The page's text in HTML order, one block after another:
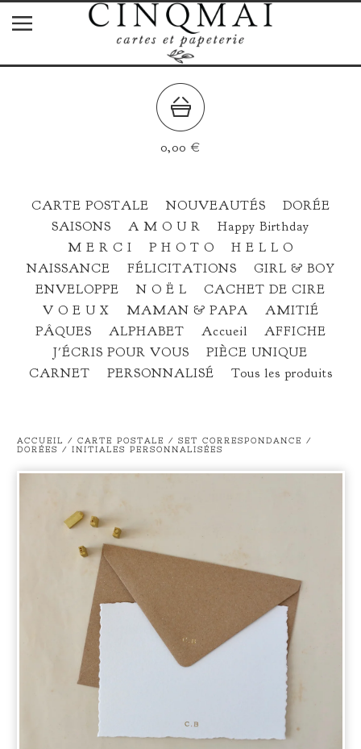
0,00 €
CARTE POSTALE NOUVEAUTÉS
DORÉE
SAISONS
A M O U R
Happy Birthday
M E R C I
P H O T O
H E L L O
NAISSANCE
FÉLICITATIONS
GIRL & BOY
ENVELOPPE
N O Ë L
CACHET DE CIRE
V O E U X
MAMAN & PAPA
AMITIÉ
PÂQUES
ALPHABET Accueil
AFFICHE
J'ÉCRIS POUR VOUS
PIÈCE UNIQUE
CARNET
PERSONNALISÉ Tous les produits
ACCUEIL / CARTE POSTALE / SET CORRESPONDANCE /
DORÉES / INITIALES PERSONNALISÉES
prev